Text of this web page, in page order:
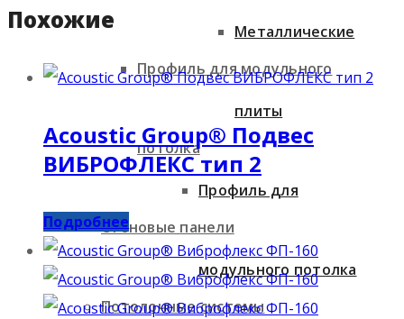
Профиль для модульного
потолка
Стеновые панели
Потолочные системы
Металлические
плиты
Профиль для
модульного потолка
Похожие
Acoustic Group® Подвес
ВИБРОФЛЕКС тип 2
Подробнее